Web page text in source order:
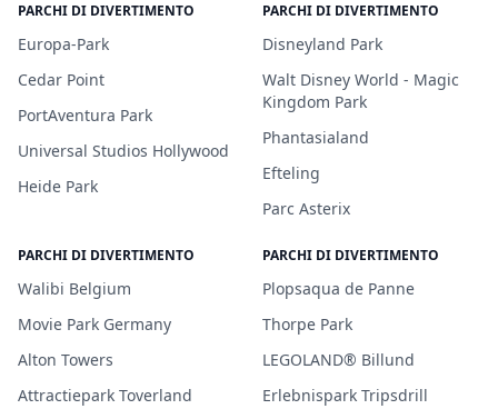
PARCHI DI DIVERTIMENTO
Europa-Park
Cedar Point
PortAventura Park
Universal Studios Hollywood
Heide Park
PARCHI DI DIVERTIMENTO
Disneyland Park
Walt Disney World - Magic
Kingdom Park
Phantasialand
Efteling
Parc Asterix
PARCHI DI DIVERTIMENTO
Walibi Belgium
Movie Park Germany
Alton Towers
Attractiepark Toverland
PARCHI DI DIVERTIMENTO
Plopsaqua de Panne
Thorpe Park
LEGOLAND® Billund
Erlebnispark Tripsdrill